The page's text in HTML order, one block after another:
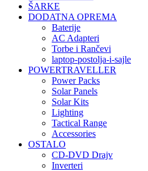
ŠARKE
DODATNA OPREMA
Baterije
AC Adapteri
Torbe i Rančevi
laptop-postolja-i-sajle
POWERTRAVELLER
Power Packs
Solar Panels
Solar Kits
Lighting
Tactical Range
Accessories
OSTALO
CD-DVD Drajv
Inverteri